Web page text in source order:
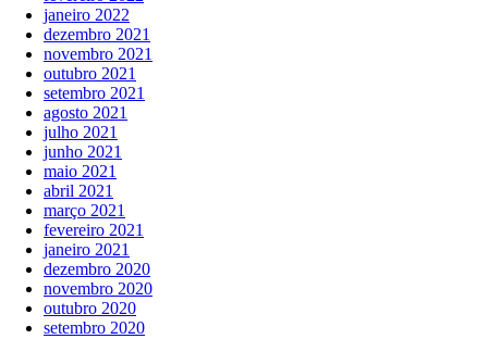
janeiro 2022
dezembro 2021
novembro 2021
outubro 2021
setembro 2021
agosto 2021
julho 2021
junho 2021
maio 2021
abril 2021
março 2021
fevereiro 2021
janeiro 2021
dezembro 2020
novembro 2020
outubro 2020
setembro 2020